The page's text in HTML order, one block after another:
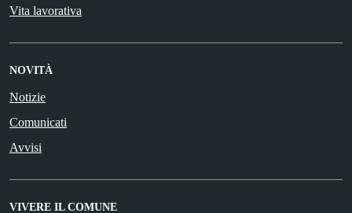
Vita lavorativa
NOVITÀ
Notizie
Comunicati
Avvisi
VIVERE IL COMUNE